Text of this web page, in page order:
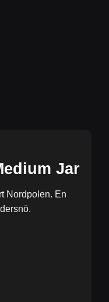
Jar
Nordpolen. En